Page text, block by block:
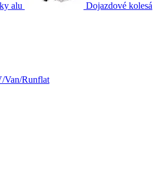
alu
Dojazdové kolesá
Van/Runflat